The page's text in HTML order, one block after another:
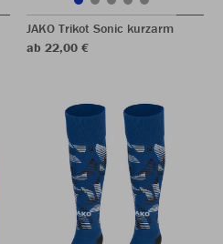
JAKO Trikot Sonic kurzarm
ab 22,00 €